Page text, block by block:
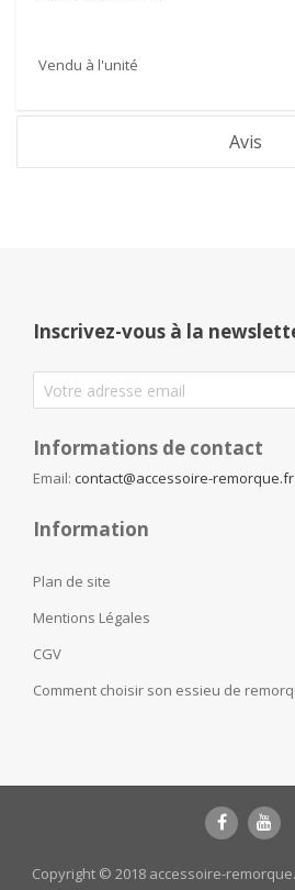
Vendu à l'unité
Avis
Inscrivez-vous à la
Informations de contact
Email: contact@accessoire-remorque.fr
Information
Plan de site
Mentions Légales
CGV
Comment choisir son essieu de
Copyright © 2018 accessoire-